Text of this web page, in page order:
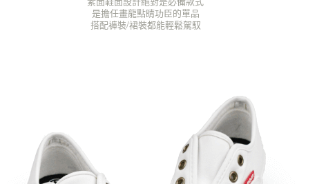
是擔任畫龍點睛功臣的單品
搭配褲裝/裙裝都能輕鬆駕馭